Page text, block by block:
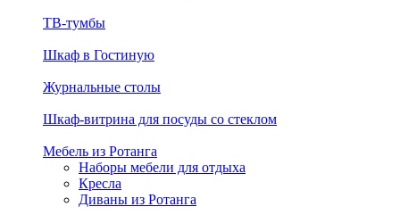
ТВ-тумбы
Шкаф в Гостиную
Журнальные столы
Шкаф-витрина для посуды со стеклом
Мебель из Ротанга
Наборы мебели для отдыха
Кресла
Диваны из Ротанга